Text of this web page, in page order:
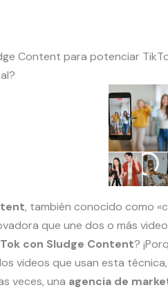
Content para potenciar
, también conocido como
que une dos o más
con Sludge Content?
videos que usan esta
veces, una agencia de